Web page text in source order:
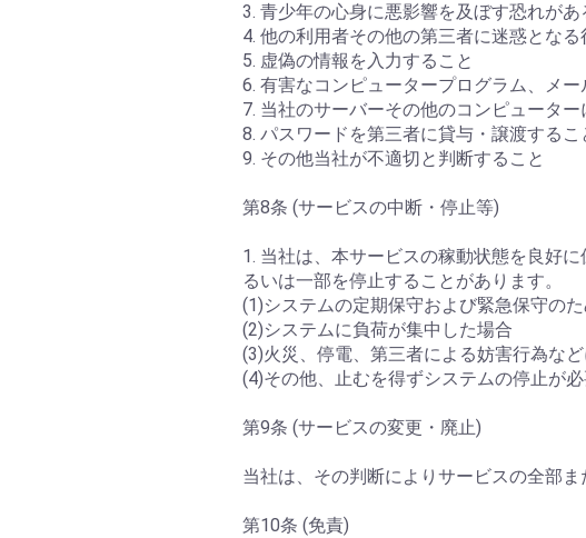
3. 青少年の心身に悪影響を及ぼす恐れが
4. 他の利用者その他の第三者に迷惑とな
5. 虚偽の情報を入力すること
6. 有害なコンピュータープログラム、メ
7. 当社のサーバーその他のコンピュータ
8. パスワードを第三者に貸与・譲渡する
9. その他当社が不適切と判断すること
第8条 (サービスの中断・停止等)
1. 当社は、本サービスの稼動状態を良好
るいは一部を停止することがあります。
(1)システムの定期保守および緊急保守の
(2)システムに負荷が集中した場合
(3)火災、停電、第三者による妨害行為な
(4)その他、止むを得ずシステムの停止が
第9条 (サービスの変更・廃止)
当社は、その判断によりサービスの全部
第10条 (免責)